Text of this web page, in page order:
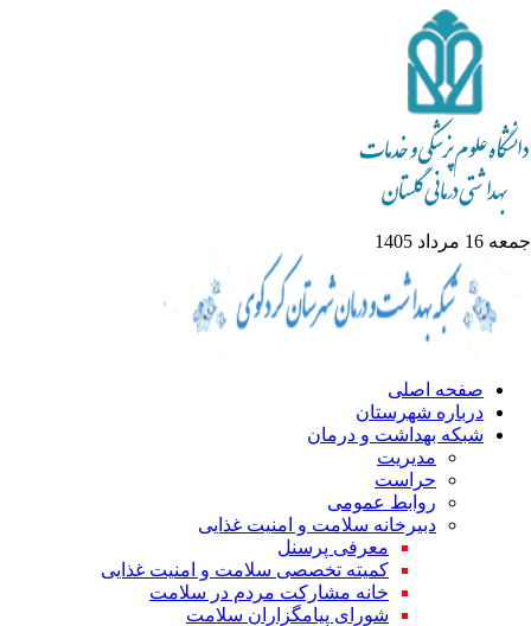
مرداد 1405
صفحه اصلی
درباره شهرستان
شبکه بهداشت و درمان
مدیریت
حراست
روابط عمومی
دبیرخانه سلامت و امنیت غذایی
معرفی پرسنل
کمیته تخصصی سلامت و امنیت غذایی
خانه مشارکت مردم در سلامت
شورای پیامگزاران سلامت